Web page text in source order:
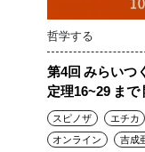
哲学する
第4回 みらいつ
定理16~29 まで
スピノザ エチカ
オンライン
吉成